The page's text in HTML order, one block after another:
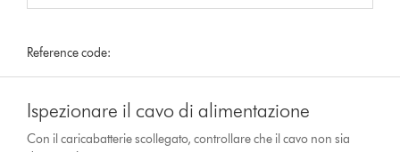
Reference code:
Ispezionare il cavo di alimentazione
Con il caricabatterie scollegato, controllare che il cavo non sia